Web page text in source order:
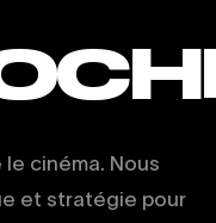
cinéma. Nous
et stratégie pour